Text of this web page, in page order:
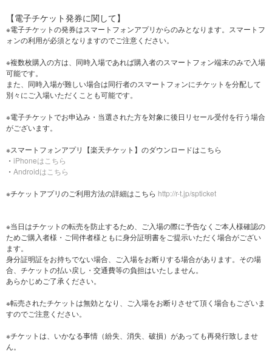
【電子チケット発券に関して】
※電子チケットの発券はスマートフォンアプリからのみとなります。スマートフ
ォンの利用が必須となりますのでご注意ください。
※複数枚購入の方は、同時入場であれば購入者のスマートフォン端末のみで入場
可能です。
また、同時入場が難しい場合は同行者のスマートフォンにチケットを分配して
別々にご入場いただくことも可能です。
※電子チケットでお申込み・当選された方を対象に後日リセール受付を行う場合
がございます。
※スマートフォンアプリ【楽天チケット】のダウンロードはこちら
・ iPhoneはこちら
・ Androidはこちら
※チケットアプリのご利用方法の詳細はこちら http://r-t.jp/spticket
※当日はチケットの転売を防止するため、ご入場の際に予告なくご本人様確認の
ためご購入者様・ご同伴者様ともに身分証明書をご提示いただく場合がござい
ます。
身分証明証をお持ちでない場合、ご入場をお断りする場合があります。その場
合、チケットの払い戻し・交通費等の負担はいたしません。
あらかじめご了承ください。
※転売されたチケットは無効となり、ご入場をお断りさせて頂く場合もございま
すのでご注意ください。
※チケットは、いかなる事情（紛失、消失、破損）があっても再発行致しませ
ん。